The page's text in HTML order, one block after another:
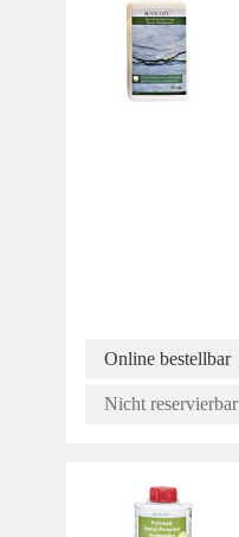
Online bestellbar
Nicht reservierbar